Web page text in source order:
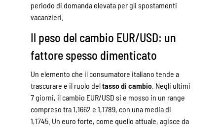
periodo di domanda elevata per gli spostamenti
vacanzieri.
Il peso del cambio EUR/USD: un
fattore spesso dimenticato
Un elemento che il consumatore italiano tende a
trascurare e il ruolo deltasso di cambio . Negli ultimi
7 giorni, il cambio EUR/USD si e mosso in un range
compreso tra 1,1662 e 1,1789, con una media di
1,1745. Un euro forte, come quello attuale, agisce da